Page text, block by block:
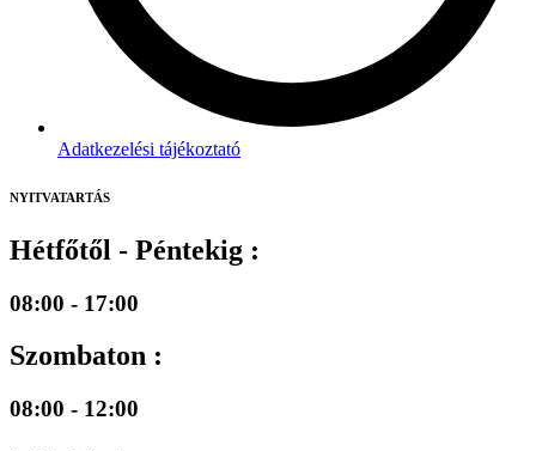
Adatkezelési tájékoztató
NYITVATARTÁS
Hétfőtől - Péntekig :
08:00 - 17:00
Szombaton :
08:00 - 12:00